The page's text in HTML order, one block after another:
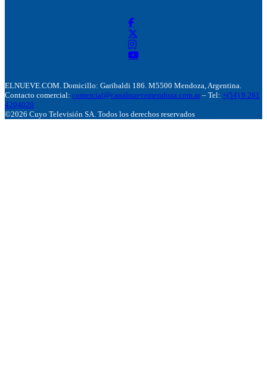
ELNUEVE.COM. Domicillo: Garibaldi 186. M5500 Mendoza, Argentina.
Contacto comercial: comercial@canalnuevemendoza.com.ar – Tel: +(54) 9 261
4204020
©2026 Cuyo Televisión SA. Todos los derechos reservados